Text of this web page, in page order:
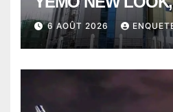
PERD LE
6 AOÛT 2026